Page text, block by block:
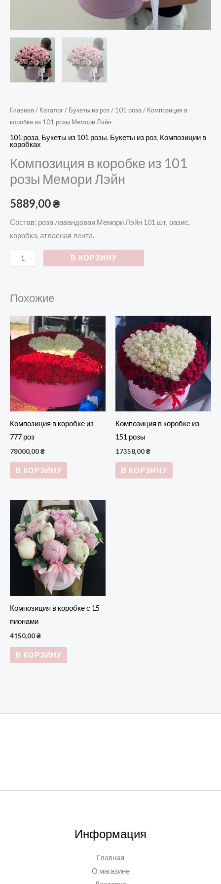
Главная / Каталог/ Букеты из роз/ 101 роза/ Композиция в
коробке из 101 розы Мемори Лэйн
101 роза, Букеты из 101 розы, Букеты из роз, Композиции в
коробках
Композиция в коробке из 101
розы Мемори Лэйн
5889,00₴
Состав: роза лавандовая Мемори Лэйн 101 шт, оазис,
коробка, атласная лента.
В КОРЗИНУ
Похожие
Композиция в коробке из
777 роз
78000,00₴
В КОРЗИНУ
Композиция в коробке из
151 розы
17358,00₴
В КОРЗИНУ
Композиция в коробке с 15
пионами
4150,00₴
В КОРЗИНУ
Информация
Главная
О магазине